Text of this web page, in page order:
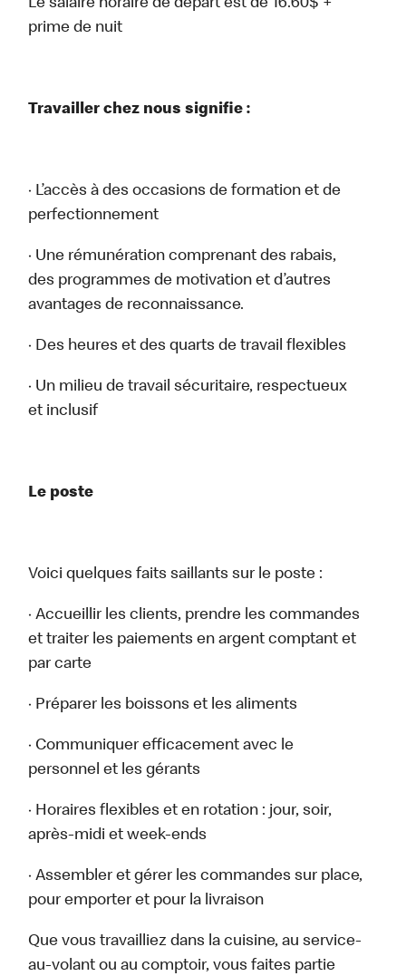
Le salaire horaire de départ est de 16.60$ +
prime de nuit
Travailler chez nous signifie :
· L’accès à des occasions de formation et de
perfectionnement
· Une rémunération comprenant des rabais,
des programmes de motivation et d’autres
avantages de reconnaissance.
· Des heures et des quarts de travail flexibles
· Un milieu de travail sécuritaire, respectueux
et inclusif
Le poste
Voici quelques faits saillants sur le poste :
· Accueillir les clients, prendre les commandes
et traiter les paiements en argent comptant et
par carte
· Préparer les boissons et les aliments
· Communiquer efficacement avec le
personnel et les gérants
· Horaires flexibles et en rotation : jour, soir,
après-midi et week-ends
· Assembler et gérer les commandes sur place,
pour emporter et pour la livraison
Que vous travailliez dans la cuisine, au service-
au-volant ou au comptoir, vous faites partie